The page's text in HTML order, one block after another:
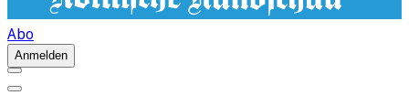
Abo
Anmelden